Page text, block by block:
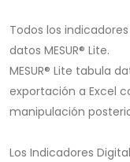
Todos los
datos MESUR® Lite.
MESUR® Lite tabula
exportación a Excel
manipulación
Los Indicadores